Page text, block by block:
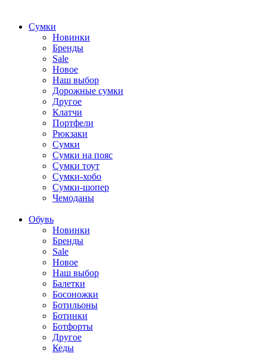
Cумки
Новинки
Бренды
Sale
Новое
Наш выбор
Дорожные сумки
Другое
Клатчи
Портфели
Рюкзаки
Сумки
Сумки на пояс
Сумки тоут
Сумки-хобо
Сумки-шопер
Чемоданы
Обувь
Новинки
Бренды
Sale
Новое
Наш выбор
Балетки
Босоножки
Ботильоны
Ботинки
Ботфорты
Другое
Кеды